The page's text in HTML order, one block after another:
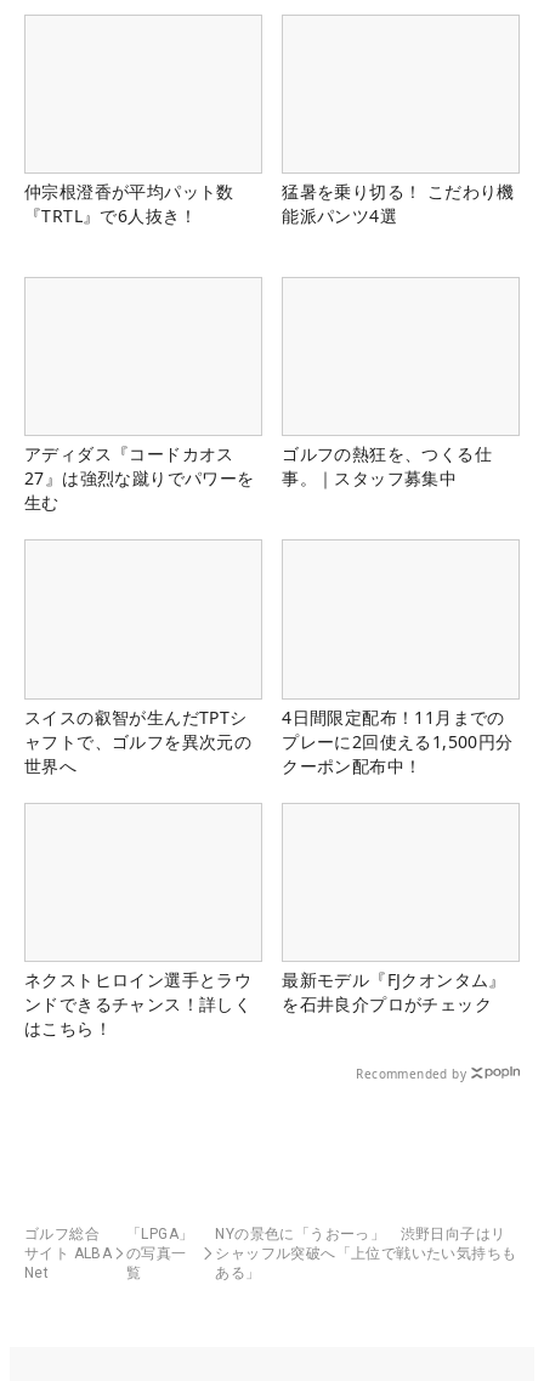
仲宗根澄香が平均パット数
『TRTL』で6人抜き！
猛暑を乗り切る！ こだわり機
能派パンツ4選
アディダス『コードカオス
27』は強烈な蹴りでパワーを
生む
ゴルフの熱狂を、つくる仕
事。｜スタッフ募集中
スイスの叡智が生んだTPTシ
ャフトで、ゴルフを異次元の
世界へ
4日間限定配布！11月までの
プレーに2回使える1,500円分
クーポン配布中！
ネクストヒロイン選手とラウ
ンドできるチャンス！詳しく
はこちら！
最新モデル『FJクオンタム』
を石井良介プロがチェック
Recommended by
ゴルフ総合
サイト ALBA
Net
「LPGA」
の写真一
覧
NYの景色に「うおーっ」 渋野日向子はリ
シャッフル突破へ「上位で戦いたい気持ちも
ある」